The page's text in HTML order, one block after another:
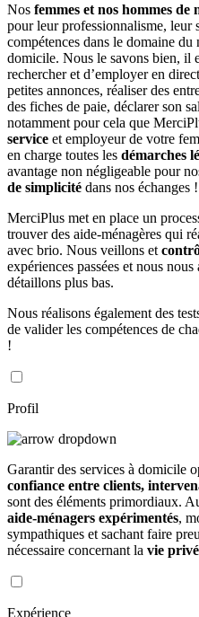
Nos femmes et nos hommes de
pour leur professionnalisme, leur
compétences dans le domaine du
domicile. Nous le savons bien, il
rechercher et d’employer en
petites annonces, réaliser des
des fiches de paie, déclarer son
notamment pour cela que
service et employeur de votre
en charge toutes les démarches
avantage non négligeable pour
de simplicité dans nos échanges !
MerciPlus met en place un
trouver des aide-ménagères qui
avec brio. Nous veillons et
expériences passées et nous
détaillons plus bas.
Nous réalisons également des
de valider les compétences de
!
Profil
Garantir des services à domicile
confiance entre clients,
sont des éléments primordiaux.
aide-ménagers expérimentés,
sympathiques et sachant faire
nécessaire concernant la vie
Expérience